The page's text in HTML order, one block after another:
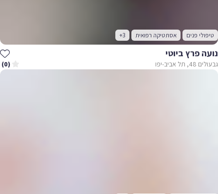
טיפולי פנים אסתטיקה רפואית +3
נועה פרץ ביוטי
גבעולים 48, תל אביב-יפו (0)